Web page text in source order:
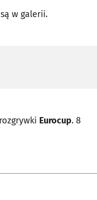
w galerii.
Eurocup. 8
karcie